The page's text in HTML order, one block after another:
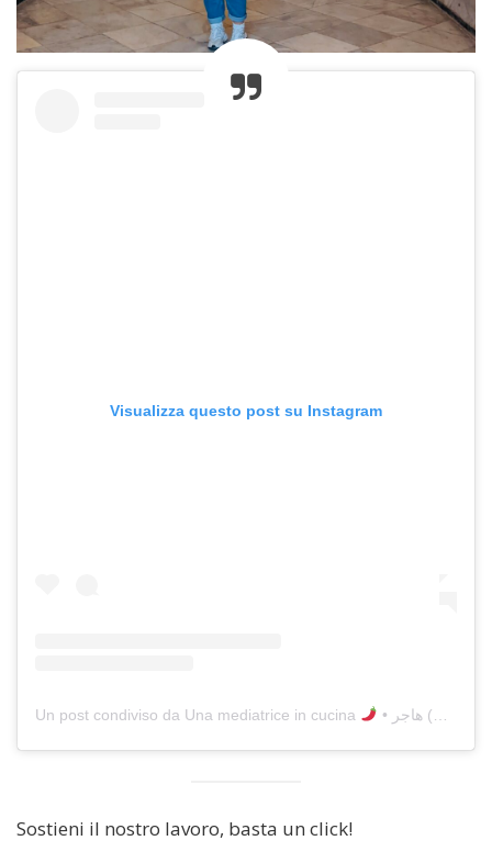
Visualizza questo post su Instagram
Un post condiviso da Una mediatrice in cucina • هاجر (@unamediatriceincucina)
Sostieni il nostro lavoro, basta un click!